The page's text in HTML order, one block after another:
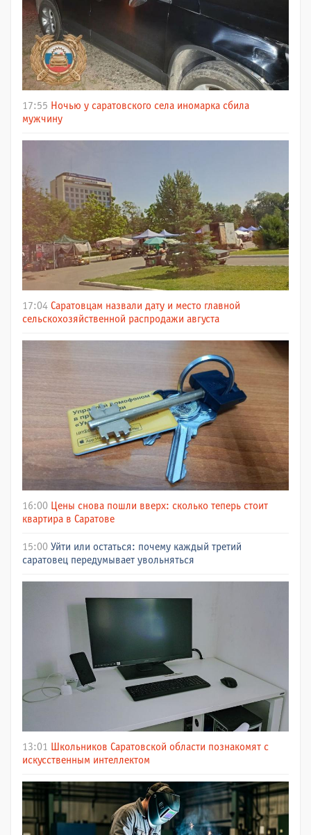
17:55 Ночью у саратовского села иномарка сбила
мужчину
17:04 Саратовцам назвали дату и место главной
сельскохозяйственной распродажи августа
16:00 Цены снова пошли вверх: сколько теперь стоит
квартира в Саратове
15:00 Уйти или остаться: почему каждый третий
саратовец передумывает увольняться
13:01 Школьников Саратовской области познакомят с
искусственным интеллектом